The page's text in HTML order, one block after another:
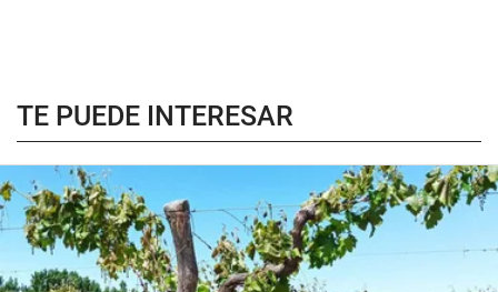
TE PUEDE INTERESAR